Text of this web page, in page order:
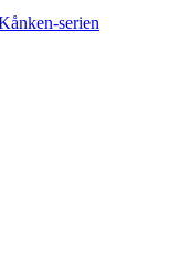
serien